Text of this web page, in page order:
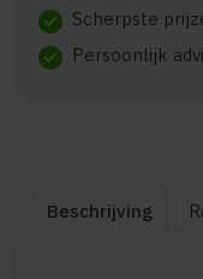
check Scherpste
check Persoonlijk
Beschrijving